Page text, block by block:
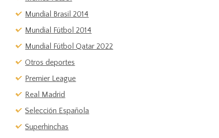
Mundial Brasil 2014
Mundial Fútbol 2014
Mundial Fútbol Qatar 2022
Otros deportes
Premier League
Real Madrid
Selección Española
Superhinchas